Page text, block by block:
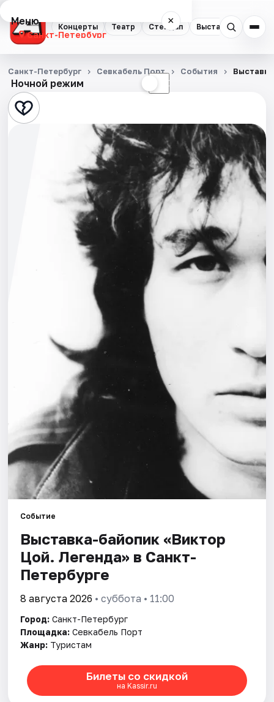
Концерты Театр Стендап Выставки
Меню ×
Санкт-Петербург
Концерты
Театр
Стендап
Экскурсии
Площадки
Ночной режим ☾
Санкт-Петербург Севкабель Порт События
Событие
Выставка-байопик «Виктор
Цой. Легенда» в Санкт-
Петербурге
8 августа 2026 • суббота • 11:00
Город: Санкт-Петербург
Площадка: Севкабель Порт
Жанр: Туристам
Билеты со скидкой
на Kassir.ru